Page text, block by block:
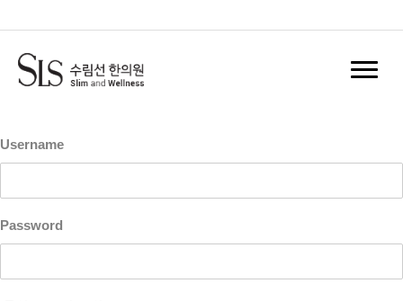
Username
Password